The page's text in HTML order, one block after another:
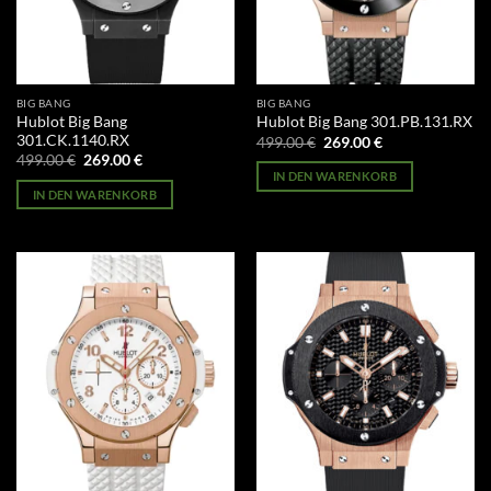
BIG BANG
Hublot Big Bang
301.CK.1140.RX
499.00€ Ursprünglicher
war:
499.00 €
269.00€Aktueller
ist:
269.00 €.
IN DEN WARENKORB
BIG BANG
Hublot Big Bang 301.PB.131.RX
499.00€ Ursprünglicher
war:
499.00 €
269.00€Aktueller
ist:
269.00 €.
IN DEN WARENKORB